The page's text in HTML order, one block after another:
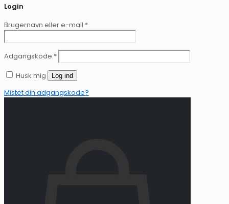
Login
Brugernavn eller e-mail *
Adgangskode *
Husk mig
Log ind
Mistet din adgangskode?